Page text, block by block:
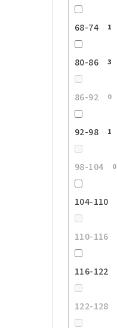
68-74 1
80-86 3
86-92 0
92-98 1
98-104 0
104-110
110-116
116-122
122-128